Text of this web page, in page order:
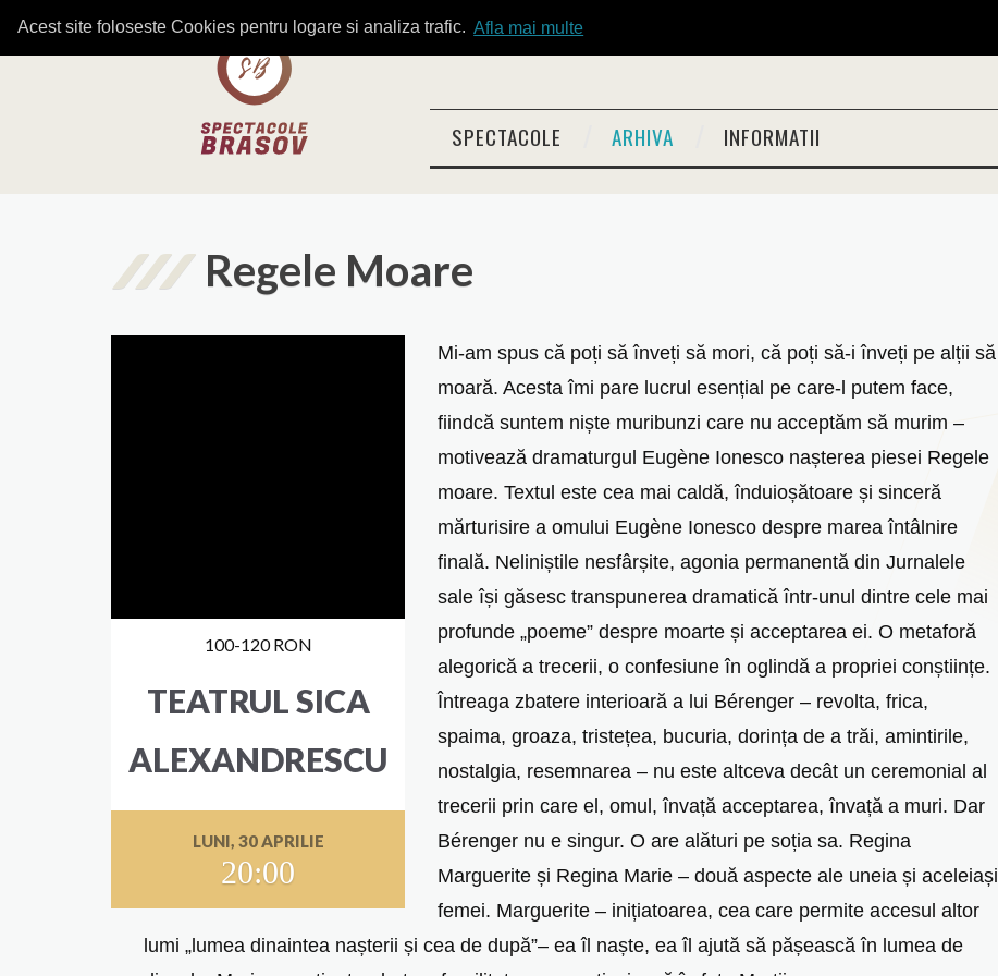
Acest site foloseste Cookies pentru logare si analiza trafic. Afla mai multe
SPECTACOLE ARHIVA INFORMATII
Regele Moare
100-120 RON
TEATRUL SICA
ALEXANDRESCU
LUNI, 30 APRILIE
20:00
Mi-am spus că poți să înveți să mori, că poți să-i înveți pe alții să
moară. Acesta îmi pare lucrul esențial pe care-l putem face,
fiindcă suntem niște muribunzi care nu acceptăm să murim ‒
motivează dramaturgul Eugène Ionesco nașterea piesei Regele
moare. Textul este cea mai caldă, înduioșătoare și sinceră
mărturisire a omului Eugène Ionesco despre marea întâlnire
finală. Neliniștile nesfârșite, agonia permanentă din Jurnalele
sale își găsesc transpunerea dramatică într-unul dintre cele mai
profunde „poeme” despre moarte și acceptarea ei. O metaforă
alegorică a trecerii, o confesiune în oglindă a propriei conștiințe.
Întreaga zbatere interioară a lui Bérenger ‒ revolta, frica,
spaima, groaza, tristețea, bucuria, dorința de a trăi, amintirile,
nostalgia, resemnarea ‒ nu este altceva decât un ceremonial al
trecerii prin care el, omul, învață acceptarea, învață a muri. Dar
Bérenger nu e singur. O are alături pe soția sa. Regina
Marguerite și Regina Marie ‒ două aspecte ale uneia și aceleiași
femei. Marguerite ‒ inițiatoarea, cea care permite accesul altor
lumi „lumea dinaintea nașterii și cea de după”‒ ea îl naște, ea îl ajută să pășească în lumea de